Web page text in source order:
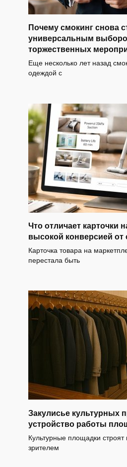
Почему смокинг снова
универсальным
торжественных
Еще несколько лет назад
одеждой с
Что отличает карточки
высокой конверсией от
Карточка товара на
перестала быть
Закулисье культурных
устройство работы
Культурные площадки строят
зрителем